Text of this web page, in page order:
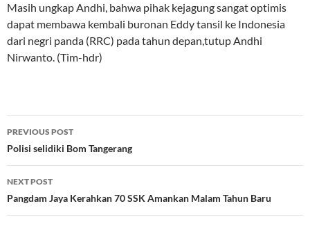
Masih ungkap Andhi, bahwa pihak kejagung sangat optimis
dapat membawa kembali buronan Eddy tansil ke Indonesia
dari negri panda (RRC) pada tahun depan,tutup Andhi
Nirwanto. (Tim-hdr)
Post
navigation
PREVIOUS POST
Polisi selidiki Bom Tangerang
NEXT POST
Pangdam Jaya Kerahkan 70 SSK Amankan Malam Tahun Baru